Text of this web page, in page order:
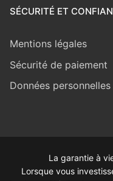
SÉCURITÉ ET
Mentions légales
Sécurité de paiement
Données
La garantie à
Lorsque vous